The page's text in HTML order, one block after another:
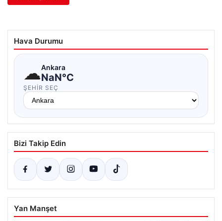
Hava Durumu
☁Ankara
NaN°C
ŞEHIR SEÇ
Bizi Takip Edin
Yan Manşet